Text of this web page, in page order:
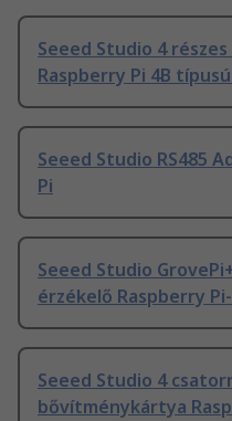
Seeed Studio 4
Raspberry Pi 4B
Seeed Studio RS485
Pi
Seeed Studio
érzékelő Raspberry
Seeed Studio 4
bővítménykártya